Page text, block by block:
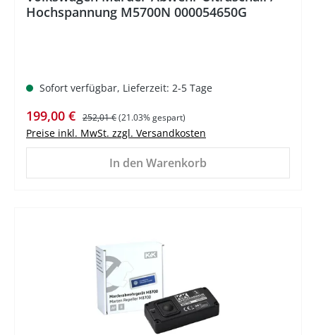
Hochspannung M5700N 000054650G
Sofort verfügbar, Lieferzeit: 2-5 Tage
Verkaufspreis:
199,00 € Regulärer Preis:
252,01 €(21.03% gespart)
Preise inkl. MwSt. zzgl. Versandkosten
In den Warenkorb